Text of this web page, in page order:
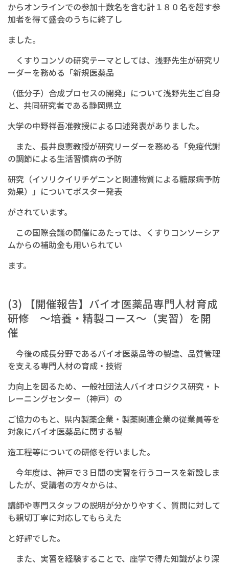
からオンラインでの参加十数名を含む計１８０名を超す参
加者を得て盛会のうちに終了し
ました。
くすりコンソの研究テーマとしては、浅野先生が研究リ
ーダーを務める「新規医薬品
（低分子）合成プロセスの開発」について浅野先生ご自身
と、共同研究者である静岡県立
大学の中野祥吾准教授による口述発表がありました。
また、長井良憲教授が研究リーダーを務める「免疫代謝
の調節による生活習慣病の予防
研究（イソリクイリチゲニンと関連物質による糖尿病予防
効果）」についてポスター発表
がされています。
この国際会議の開催にあたっては、くすりコンソーシア
ムからの補助金も用いられてい
ます。
(3) 【開催報告】バイオ医薬品専門人材育成
研修 〜培養・精製コース〜（実習）を開
催
今後の成長分野であるバイオ医薬品等の製造、品質管理
を支える専門人材の育成・技術
力向上を図るため、一般社団法人バイオロジクス研究・ト
レーニングセンター（神戸）の
ご協力のもと、県内製薬企業・製薬関連企業の従業員等を
対象にバイオ医薬品に関する製
造工程等についての研修を行いました。
今年度は、神戸で３日間の実習を行うコースを新設しま
したが、受講者の方々からは、
講師や専門スタッフの説明が分かりやすく、質問に対して
も親切丁寧に対応してもらえた
と好評でした。
また、実習を経験することで、座学で得た知識がより深